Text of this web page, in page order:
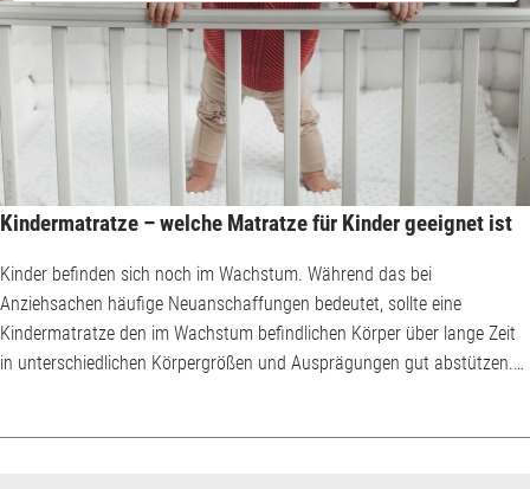
Kindermatratze – welche Matratze für Kinder geeignet ist
Kinder befinden sich noch im Wachstum. Während das bei
Anziehsachen häufige Neuanschaffungen bedeutet, sollte eine
Kindermatratze den im Wachstum befindlichen Körper über lange Zeit
in unterschiedlichen Körpergrößen und Ausprägungen gut abstützen.